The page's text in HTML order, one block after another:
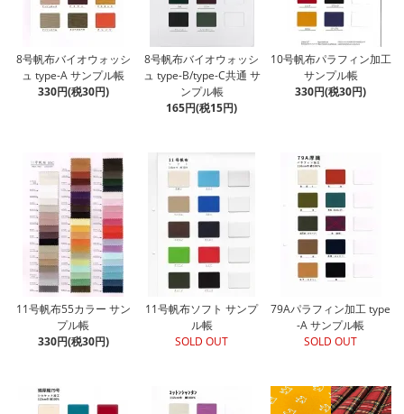
8号帆布バイオウォッシ
ュ type-A サンプル帳
330円(税30円)
8号帆布バイオウォッシ
ュ type-B/type-C共通 サ
ンプル帳
165円(税15円)
10号帆布パラフィン加工
サンプル帳
330円(税30円)
11号帆布55カラー サン
プル帳
330円(税30円)
11号帆布ソフト サンプ
ル帳
SOLD OUT
79Aパラフィン加工 type
-A サンプル帳
SOLD OUT